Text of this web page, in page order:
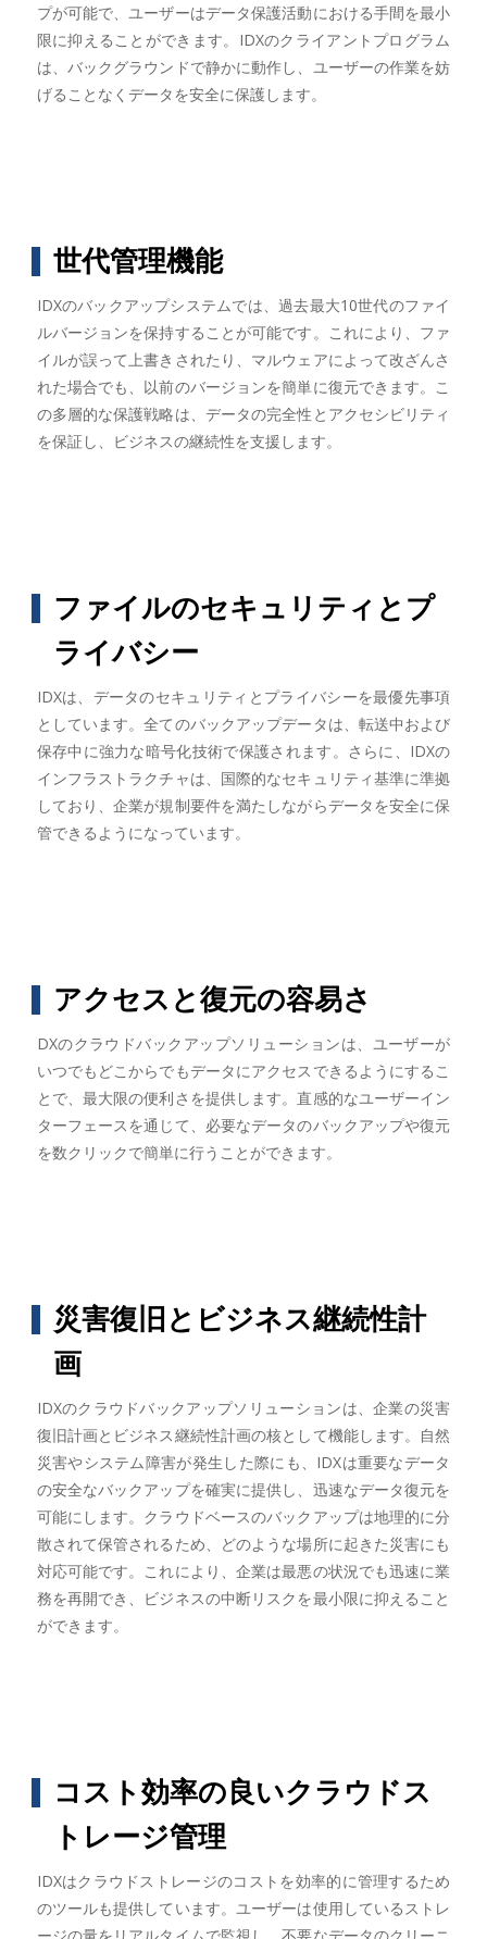
プが可能で、ユーザーはデータ保護活動における手間を最小
限に抑えることができます。IDXのクライアントプログラム
は、バックグラウンドで静かに動作し、ユーザーの作業を妨
げることなくデータを安全に保護します。
世代管理機能
IDXのバックアップシステムでは、過去最大10世代のファイ
ルバージョンを保持することが可能です。これにより、ファ
イルが誤って上書きされたり、マルウェアによって改ざんさ
れた場合でも、以前のバージョンを簡単に復元できます。こ
の多層的な保護戦略は、データの完全性とアクセシビリティ
を保証し、ビジネスの継続性を支援します。
ファイルのセキュリティとプ
ライバシー
IDXは、データのセキュリティとプライバシーを最優先事項
としています。全てのバックアップデータは、転送中および
保存中に強力な暗号化技術で保護されます。さらに、IDXの
インフラストラクチャは、国際的なセキュリティ基準に準拠
しており、企業が規制要件を満たしながらデータを安全に保
管できるようになっています。
アクセスと復元の容易さ
DXのクラウドバックアップソリューションは、ユーザーが
いつでもどこからでもデータにアクセスできるようにするこ
とで、最大限の便利さを提供します。直感的なユーザーイン
ターフェースを通じて、必要なデータのバックアップや復元
を数クリックで簡単に行うことができます。
災害復旧とビジネス継続性計
画
IDXのクラウドバックアップソリューションは、企業の災害
復旧計画とビジネス継続性計画の核として機能します。自然
災害やシステム障害が発生した際にも、IDXは重要なデータ
の安全なバックアップを確実に提供し、迅速なデータ復元を
可能にします。クラウドベースのバックアップは地理的に分
散されて保管されるため、どのような場所に起きた災害にも
対応可能です。これにより、企業は最悪の状況でも迅速に業
務を再開でき、ビジネスの中断リスクを最小限に抑えること
ができます。
コスト効率の良いクラウドス
トレージ管理
IDXはクラウドストレージのコストを効率的に管理するため
のツールも提供しています。ユーザーは使用しているストレ